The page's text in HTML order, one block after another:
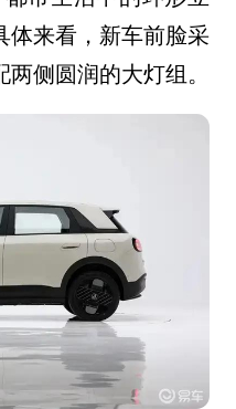
体来看，新车前脸采
两侧圆润的大灯组。